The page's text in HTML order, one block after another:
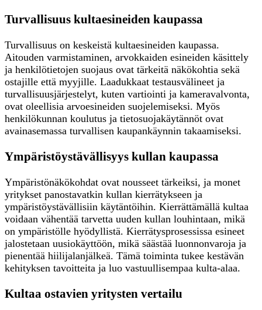
Turvallisuus kultaesineiden kaupassa
Turvallisuus on keskeistä kultaesineiden kaupassa.
Aitouden varmistaminen, arvokkaiden esineiden käsittely
ja henkilötietojen suojaus ovat tärkeitä näkökohtia sekä
ostajille että myyjille. Laadukkaat testausvälineet ja
turvallisuusjärjestelyt, kuten vartiointi ja kameravalvonta,
ovat oleellisia arvoesineiden suojelemiseksi. Myös
henkilökunnan koulutus ja tietosuojakäytännöt ovat
avainasemassa turvallisen kaupankäynnin takaamiseksi.
Ympäristöystävällisyys kullan kaupassa
Ympäristönäkökohdat ovat nousseet tärkeiksi, ja monet
yritykset panostavatkin kullan kierrätykseen ja
ympäristöystävällisiin käytäntöihin. Kierrättämällä kultaa
voidaan vähentää tarvetta uuden kullan louhintaan, mikä
on ympäristölle hyödyllistä. Kierrätysprosessissa esineet
jalostetaan uusiokäyttöön, mikä säästää luonnonvaroja ja
pienentää hiilijalanjälkeä. Tämä toiminta tukee kestävän
kehityksen tavoitteita ja luo vastuullisempaa kulta-alaa.
Kultaa ostavien yritysten vertailu